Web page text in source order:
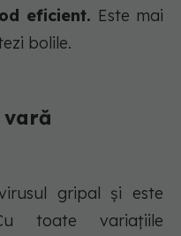
eficient. Este mai
bolile.
vară
gripal și este
toate variațiile